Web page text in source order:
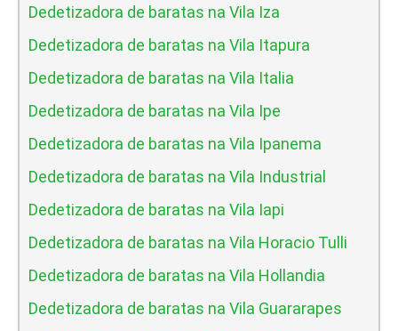
Dedetizadora de baratas na Vila Iza
Dedetizadora de baratas na Vila Itapura
Dedetizadora de baratas na Vila Italia
Dedetizadora de baratas na Vila Ipe
Dedetizadora de baratas na Vila Ipanema
Dedetizadora de baratas na Vila Industrial
Dedetizadora de baratas na Vila Iapi
Dedetizadora de baratas na Vila Horacio Tulli
Dedetizadora de baratas na Vila Hollandia
Dedetizadora de baratas na Vila Guararapes